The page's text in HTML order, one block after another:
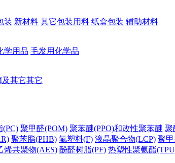
装 新材料 其它包装用料 纸盒包装 辅助材料
学用品 毛发用化学品
及其它其它
(PC) 聚甲醛(POM) 聚苯醚(PPO)和改性聚苯醚 聚
聚苯脂(PHB) 氟塑料(F) 液晶聚合物(LCP) 聚
烯共聚物(AES) 酚醛树脂(PF) 热塑性聚氨酯